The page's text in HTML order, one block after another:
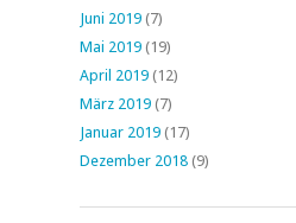
Juni 2019 (7)
Mai 2019 (19)
April 2019 (12)
März 2019 (7)
Januar 2019 (17)
Dezember 2018 (9)